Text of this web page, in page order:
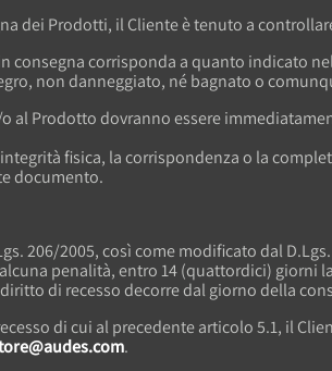
dei Prodotti, il Cliente è tenuto a
consegna corrisponda a quanto indicato
non danneggiato, né bagnato o
al Prodotto dovranno essere
fisica, la corrispondenza o la
documento.
206/2005, così come modificato dal
penalità, entro 14 (quattordici)
di recesso decorre dal giorno della
di cui al precedente articolo 5.1, il
.